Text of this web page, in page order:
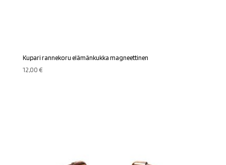
Kupari rannekoru elämänkukka magneettinen
12,00€